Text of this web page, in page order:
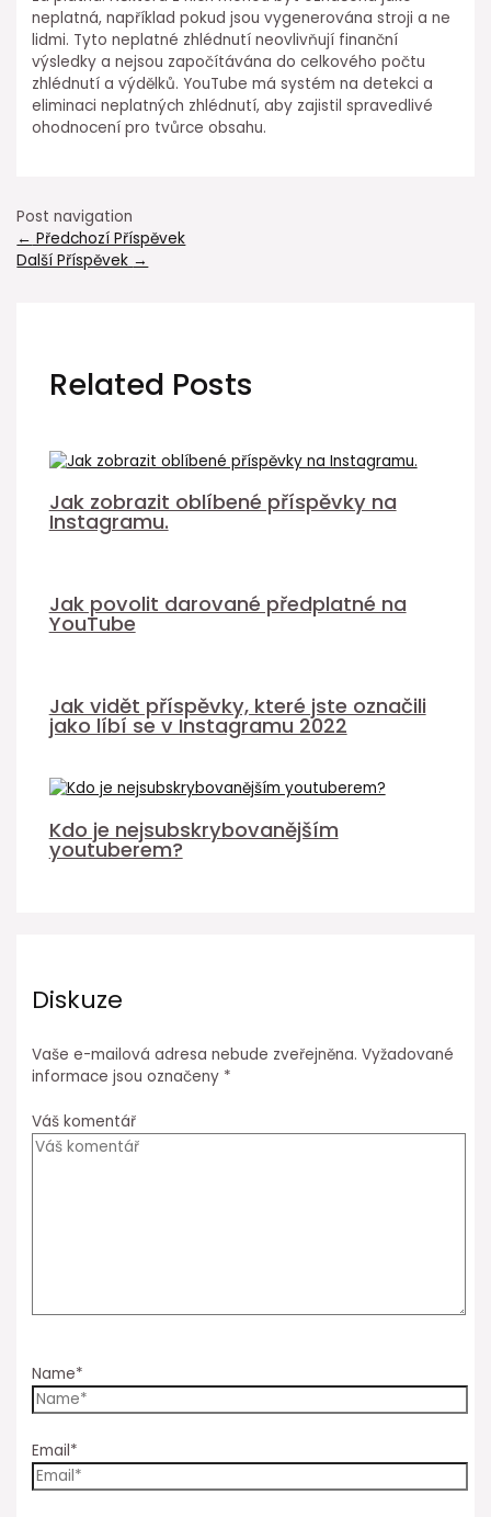
neplatná, například pokud jsou vygenerována stroji a ne
lidmi. Tyto neplatné zhlédnutí neovlivňují finanční
výsledky a nejsou započítávána do celkového počtu
zhlédnutí a výdělků. YouTube má systém na detekci a
eliminaci neplatných zhlédnutí, aby zajistil spravedlivé
ohodnocení pro tvůrce obsahu.
Post navigation
← Předchozí Příspěvek
Další Příspěvek →
Related Posts
Jak zobrazit oblíbené příspěvky na
Instagramu.
Jak povolit darované předplatné na
YouTube
Jak vidět příspěvky, které jste označili
jako líbí se v Instagramu 2022
Kdo je nejsubskrybovanějším
youtuberem?
Diskuze
Vaše e-mailová adresa nebude zveřejněna. Vyžadované
informace jsou označeny *
Váš komentář
Name*
Email*